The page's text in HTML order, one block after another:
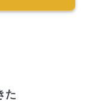
た